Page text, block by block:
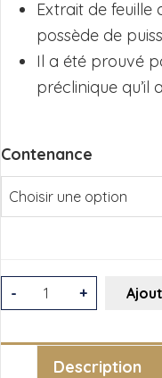
Extrait de feuille
possède de
Il a été prouvé
préclinique qu’il
Contenance
quantité
de
FLEXYL
- +
Description